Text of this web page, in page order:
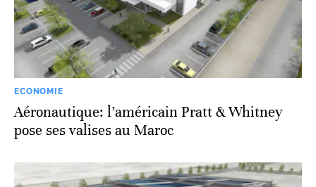
ECONOMIE
Aéronautique: l’américain Pratt & Whitney
pose ses valises au Maroc